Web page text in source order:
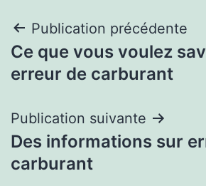
Navigation
de
Publication précédente
Ce que vous voulez
erreur de carburant
Publication suivante
Des informations sur
carburant